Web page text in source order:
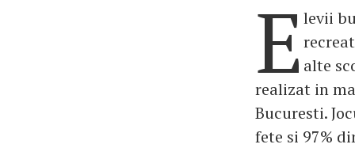
E levii
alte
realizat in
Bucuresti.
fete si 97%